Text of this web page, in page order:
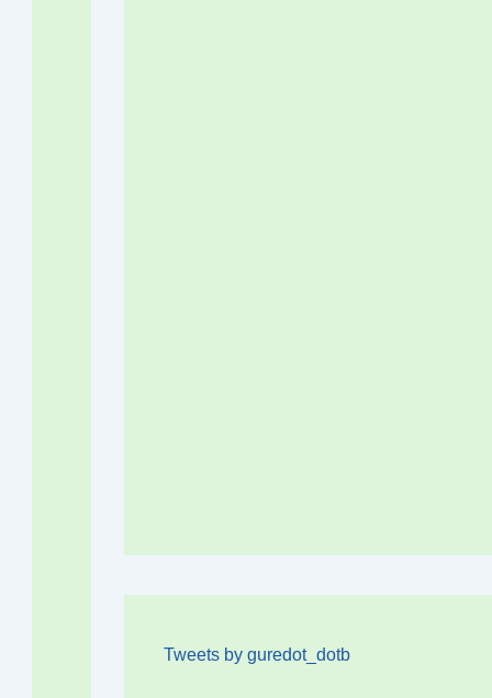
Tweets by guredot_dotb